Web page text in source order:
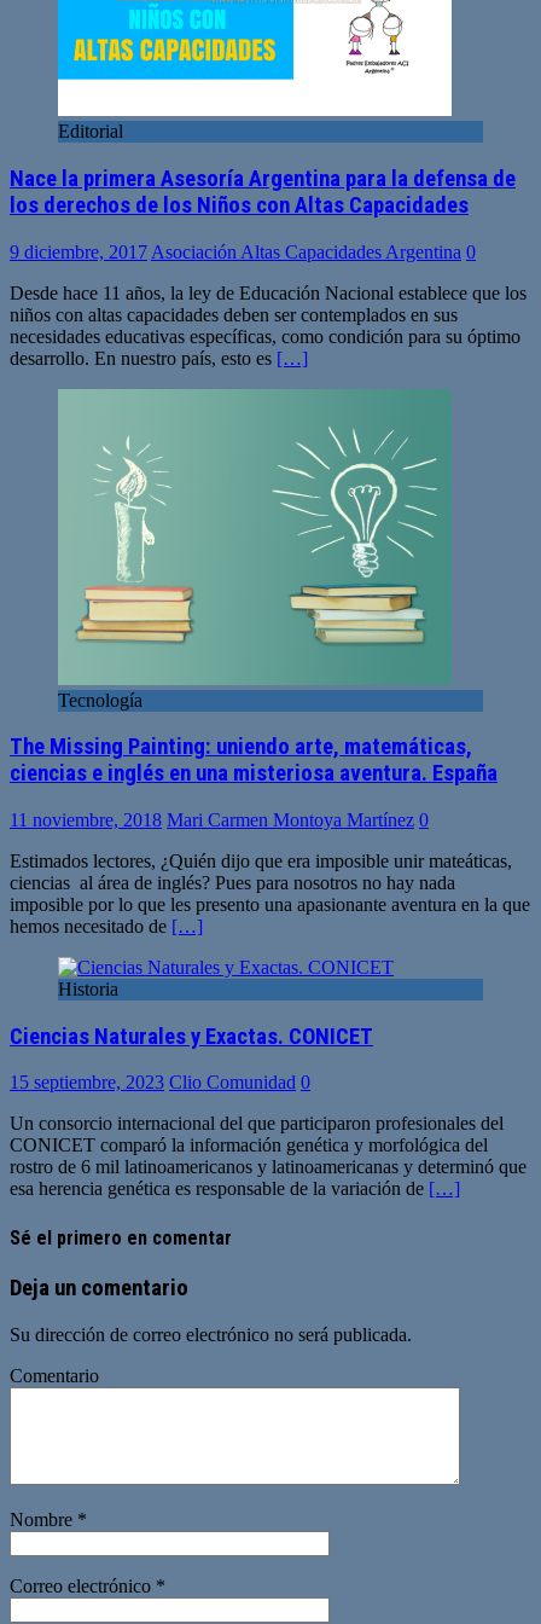
Editorial
Nace la primera Asesoría Argentina para la defensa de
los derechos de los Niños con Altas Capacidades
9 diciembre, 2017 Asociación Altas Capacidades Argentina 0
Desde hace 11 años, la ley de Educación Nacional establece que los
niños con altas capacidades deben ser contemplados en sus
necesidades educativas específicas, como condición para su óptimo
desarrollo. En nuestro país, esto es […]
Tecnología
The Missing Painting: uniendo arte, matemáticas,
ciencias e inglés en una misteriosa aventura. España
11 noviembre, 2018 Mari Carmen Montoya Martínez 0
Estimados lectores, ¿Quién dijo que era imposible unir mateáticas,
ciencias al área de inglés? Pues para nosotros no hay nada
imposible por lo que les presento una apasionante aventura en la que
hemos necesitado de […]
Historia
Ciencias Naturales y Exactas. CONICET
15 septiembre, 2023 Clio Comunidad 0
Un consorcio internacional del que participaron profesionales del
CONICET comparó la información genética y morfológica del
rostro de 6 mil latinoamericanos y latinoamericanas y determinó que
esa herencia genética es responsable de la variación de […]
Sé el primero en comentar
Deja un comentario
Su dirección de correo electrónico no será publicada.
Comentario
Nombre *
Correo electrónico *